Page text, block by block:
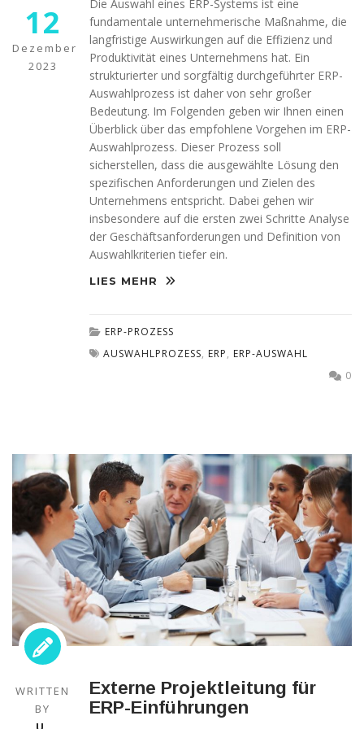
12
Dezember
2023
Die Auswahl eines ERP-Systems ist eine
fundamentale unternehmerische Maßnahme, die
langfristige Auswirkungen auf die Effizienz und
Produktivität eines Unternehmens hat. Ein
strukturierter und sorgfältig durchgeführter ERP-
Auswahlprozess ist daher von sehr großer
Bedeutung. Im Folgenden geben wir Ihnen einen
Überblick über das empfohlene Vorgehen im ERP-
Auswahlprozess. Dieser Prozess soll
sicherstellen, dass die ausgewählte Lösung den
spezifischen Anforderungen und Zielen des
Unternehmens entspricht. Dabei gehen wir
insbesondere auf die ersten zwei Schritte Analyse
der Geschäftsanforderungen und Definition von
Auswahlkriterien tiefer ein.
LIES MEHR
ERP-PROZESS
AUSWAHLPROZESS, ERP, ERP-AUSWAHL
0
WRITTEN
BY
Externe Projektleitung für
ERP-Einführungen
Cookies
ablehnen,
werden
einige
„Marketing Cookies“
ermöglichen es uns,
Nutzungsverhaltens.
Dies erfolgt auch
Drittanbietern (wie
z. B. Facebook oder
Google) eingesetzt
und
(pseudonymisierte)
Daten Ihres
Surfverhaltens an
diese
weitergegeben und
von ihnen
ausgewertet und
weiterverwendet.